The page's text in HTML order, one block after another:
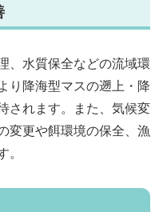
、水質保全などの流域環
り降海型マスの遡上・降
されます。また、気候変
変更や餌環境の保全、漁
。